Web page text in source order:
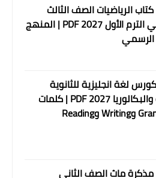
الرياضيات الصف الثالث
الابتدائي الترم الأول 2027 PDF | المنهج
الرسمي
لغة انجليزية للثانوية
العامة والبكالوريا 2027 PDF | كلمات
وGrammar وWriting وReading
ماث الصف الثاني